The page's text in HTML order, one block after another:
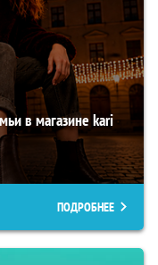
в магазине kari
ПОДРОБНЕЕ